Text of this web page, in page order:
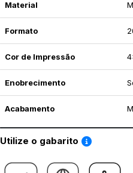
Material
Formato
Cor de Impressão
Enobrecimento
Acabamento
Utilize o gabarito Saiba